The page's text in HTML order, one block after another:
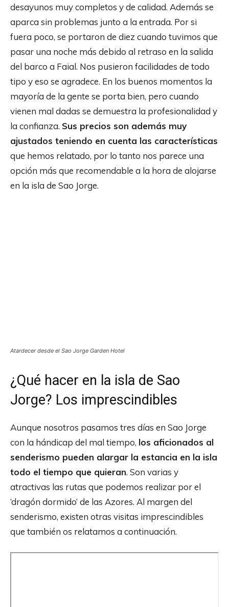
desayunos muy completos y de calidad. Además se
aparca sin problemas junto a la entrada. Por si
fuera poco, se portaron de diez cuando tuvimos que
pasar una noche más debido al retraso en la salida
del barco a Faial. Nos pusieron facilidades de todo
tipo y eso se agradece. En los buenos momentos la
mayoría de la gente se porta bien, pero cuando
vienen mal dadas se demuestra la profesionalidad y
la confianza. Sus precios son además muy
ajustados teniendo en cuenta las características
que hemos relatado, por lo tanto nos parece una
opción más que recomendable a la hora de alojarse
en la isla de Sao Jorge.
Atardecer desde el Sao Jorge Garden Hotel
¿Qué hacer en la isla de Sao
Jorge? Los imprescindibles
Aunque nosotros pasamos tres días en Sao Jorge
con la hándicap del mal tiempo, los aficionados al
senderismo pueden alargar la estancia en la isla
todo el tiempo que quieran. Son varias y
atractivas las rutas que podemos realizar por el
‘dragón dormido’ de las Azores. Al margen del
senderismo, existen otras visitas imprescindibles
que también os relatamos a continuación.